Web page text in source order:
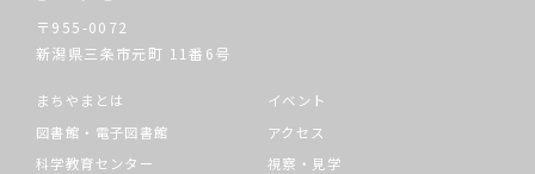
〒955-0072
新潟県三条市元町 11番6号
まちやまとは
図書館・電子図書館
科学教育センター
イベント
アクセス
視察・見学